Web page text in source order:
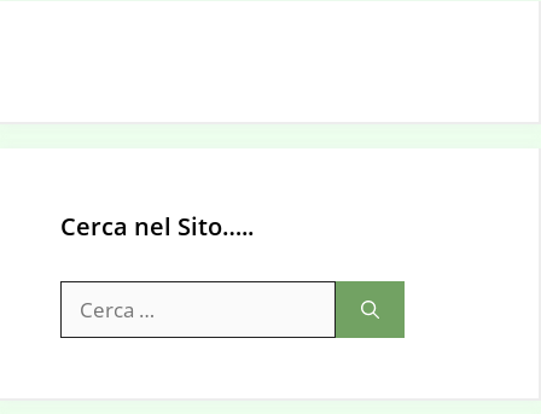
Cerca nel Sito…..
per: